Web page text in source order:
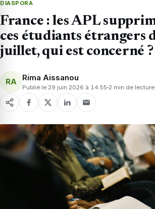
DIASPORA
France : les APL
ces étudiants étrangers
juillet, qui est concerné ?
RA Rima Aissanou
Publié le 29 juin 2026 à 14:55 2 min de lecture